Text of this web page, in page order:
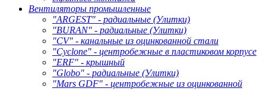
Вентиляторы промышленные
"ARGEST" - радиальные (Улитки)
"BURAN" - радиальные (Улитки)
"CV" - канальные из оцинкованной стали
"Cyclone" - центробежные в пластиковом корпусе
"ERF" - крышный
"Globo" - радиальные (Улитки)
"Mars GDF" - центробежные из оцинкованной